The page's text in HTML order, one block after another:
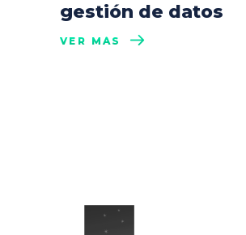
gestión de datos
VER MÁS